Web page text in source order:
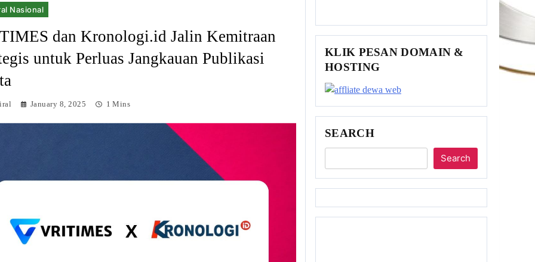
Nasional
dan Kronologi.id Jalin Kemitraan
untuk Perluas Jangkauan Publikasi
January 8, 2025 1 Mins
KLIK PESAN DOMAIN &
HOSTING
SEARCH
Search